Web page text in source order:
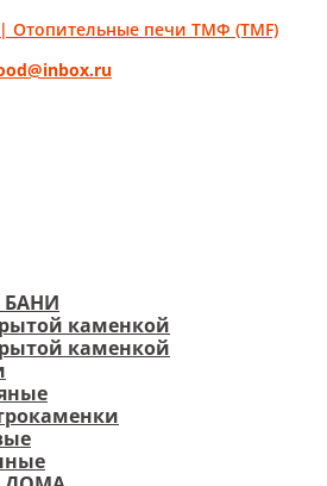
БАНИ
каменкой
каменкой